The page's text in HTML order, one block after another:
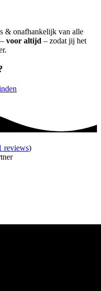
& onafhankelijk van alle
voor altijd – zodat jij het
reviews)